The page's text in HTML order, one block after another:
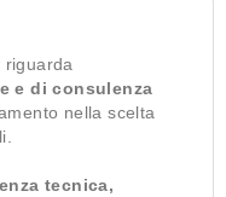
riguarda
e di consulenza
nella scelta
tecnica,